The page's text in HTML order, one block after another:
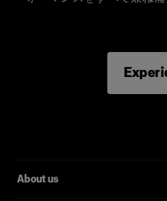
About us